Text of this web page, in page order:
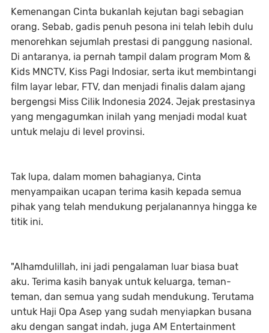
Kemenangan Cinta bukanlah kejutan bagi sebagian
orang. Sebab, gadis penuh pesona ini telah lebih dulu
menorehkan sejumlah prestasi di panggung nasional.
Di antaranya, ia pernah tampil dalam program Mom &
Kids MNCTV, Kiss Pagi Indosiar, serta ikut membintangi
film layar lebar, FTV, dan menjadi finalis dalam ajang
bergengsi Miss Cilik Indonesia 2024. Jejak prestasinya
yang mengagumkan inilah yang menjadi modal kuat
untuk melaju di level provinsi.
Tak lupa, dalam momen bahagianya, Cinta
menyampaikan ucapan terima kasih kepada semua
pihak yang telah mendukung perjalanannya hingga ke
titik ini.
"Alhamdulillah, ini jadi pengalaman luar biasa buat
aku. Terima kasih banyak untuk keluarga, teman-
teman, dan semua yang sudah mendukung. Terutama
untuk Haji Opa Asep yang sudah menyiapkan busana
aku dengan sangat indah, juga AM Entertainment